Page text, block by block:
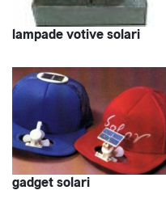
lampade votive solari
gadget solari